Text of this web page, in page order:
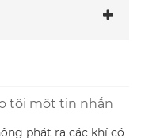
tôi một tin nhắn
phát ra các khí có